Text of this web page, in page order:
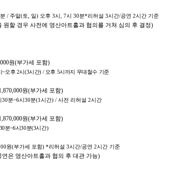
분 / 주말(토 일) 오후 3시 , 7시 30분*리허설 3시간/공연 2시간 기준
원할 경우 사전에 영산아트홀과 협의를 거쳐 심의 후 결정)
원(부가세 포함)
~오후 2시(3시간) / 오후 5시까지 무대철수 기준
원(부가세 포함)
30분~6시 30분(1 시간) / 사전 리허설 2시간
원(부가세 포함)
30분~6시30분(3시간)
원(부가세 포함) *리허설 3시간/공연 2시간 기준
연은 영산아트홀과 협의 후 대관 가능)